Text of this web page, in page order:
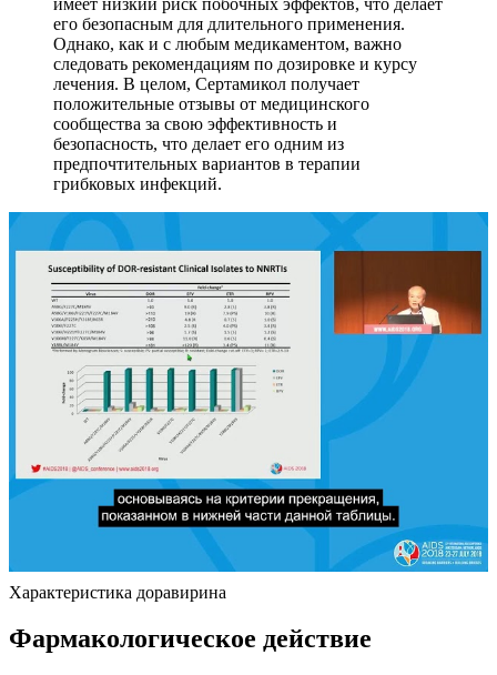
его безопасным для длительного применения.
Однако, как и с любым медикаментом, важно
следовать рекомендациям по дозировке и курсу
лечения. В целом, Сертамикол получает
положительные отзывы от медицинского
сообщества за свою эффективность и
безопасность, что делает его одним из
предпочтительных вариантов в терапии
грибковых инфекций.
Характеристика доравирина
Фармакологическое действие